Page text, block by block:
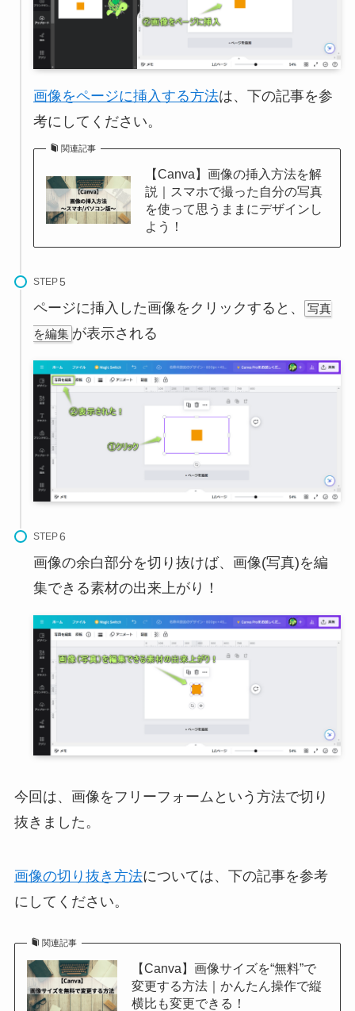
画像をページに挿入する方法は、下の記事を参
考にしてください。
関連記事
【Canva】画像の挿入方法を解
説｜スマホで撮った自分の写真
を使って思うままにデザインし
よう！
STEP
ページに挿入した画像をクリックすると、
写真
を編集 が表示される
STEP
画像の余白部分を切り抜けば、画像(写真)を編
集できる素材の出来上がり！
今回は、画像をフリーフォームという方法で切り
抜きました。
画像の切り抜き方法については、下の記事を参考
にしてください。
関連記事
【Canva】画像サイズを“無料”で
変更する方法｜かんたん操作で縦
横比も変更できる！